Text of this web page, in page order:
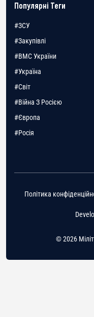
Популярні Теги
#ЗСУ
#Закупівлі
#ВМС України
#Україна
#Світ
#Війна З Росією
#Європа
#Росія
© 2026
Політика